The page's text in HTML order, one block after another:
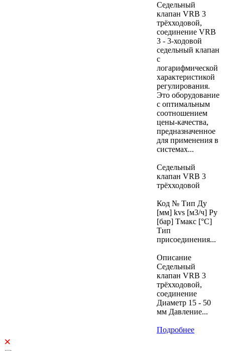
Седельный
клапан VRB 3
трёхходовой,
соединение VRB
3 - 3-ходовой
седельный клапан
с
логарифмической
характеристикой
регулирования.
Это оборудование
с оптимальным
соотношением
цены-качества,
предназначенное
для применения в
системах...
Седельный
клапан VRB 3
трёхходовой
Код № Тип Ду
[мм] kvs [м3/ч] Ру
[бар] Тмакс [°C]
Тип
присоединения...
Описание
Седельный
клапан VRB 3
трёхходовой,
соединение
Диаметр 15 - 50
мм Давление...
Подробнее
×